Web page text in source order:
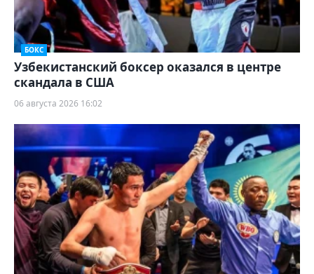
БОКС
Узбекистанский боксер оказался в центре
скандала в США
06 августа 2026 16:02